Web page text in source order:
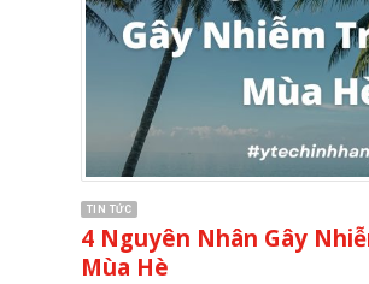
TIN TỨC
4 Nguyên Nhân Gây
Mùa Hè